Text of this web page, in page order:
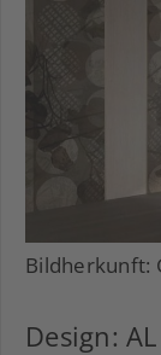
Bildherkunft:
Design: